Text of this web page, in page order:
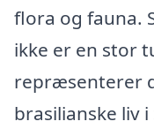
flora og fauna.
ikke er en stor
repræsenterer
brasilianske liv